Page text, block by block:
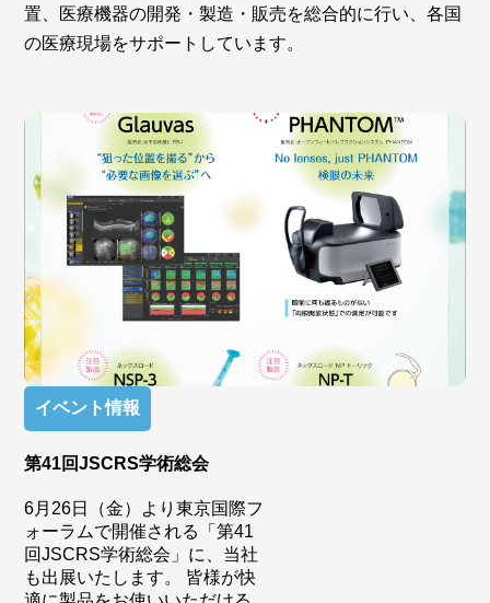
置、医療機器の開発・製造・販売を総合的に行い、各国
の医療現場をサポートしています。
イベント情報
第41回JSCRS学術総会
6月26日（金）より東京国際フ
ォーラムで開催される「第41
回JSCRS学術総会」に、当社
も出展いたします。 皆様が快